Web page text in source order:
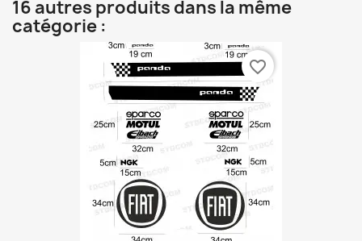
16 autres produits dans la même
catégorie :
favorite_border